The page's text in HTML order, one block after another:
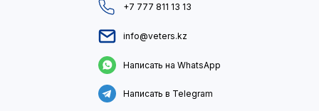
+7 777 811 13 13
info@veters.kz
Написать на WhatsApp
Написать в Telegram